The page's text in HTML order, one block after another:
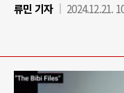
류민 기자
2024.12.21.